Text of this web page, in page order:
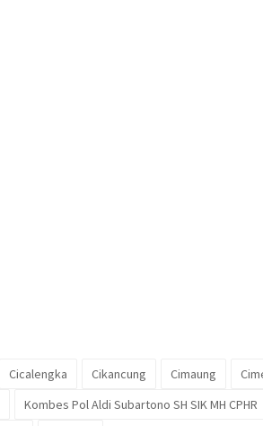
Cicalengka Cikancung Cimaung
Kombes Pol Aldi Subartono SH SIK MH CPHR